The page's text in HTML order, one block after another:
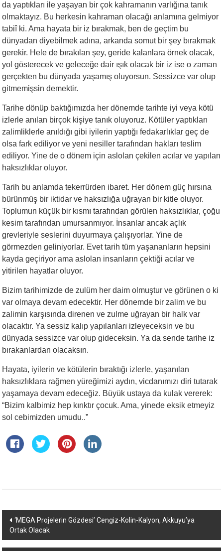
da yaptıkları ile yaşayan bir çok kahramanın varlığına tanık
olmaktayız. Bu herkesin kahraman olacağı anlamına gelmiyor
tabiî ki. Ama hayata bir iz bırakmak, ben de geçtim bu
dünyadan diyebilmek adına, arkanda somut bir şey bırakmak
gerekir. Hele de bırakılan şey, geride kalanlara örnek olacak,
yol gösterecek ve geleceğe dair ışık olacak bir iz ise o zaman
gerçekten bu dünyada yaşamış oluyorsun. Sessizce var olup
gitmemişsin demektir.
Tarihe dönüp baktığımızda her dönemde tarihte iyi veya kötü
izlerle anılan birçok kişiye tanık oluyoruz. Kötüler yaptıkları
zalimliklerle anıldığı gibi iyilerin yaptığı fedakarlıklar geç de
olsa fark ediliyor ve yeni nesiller tarafından hakları teslim
ediliyor. Yine de o dönem için aslolan çekilen acılar ve yapılan
haksızlıklar oluyor.
Tarih bu anlamda tekerrürden ibaret. Her dönem güç hırsına
bürünmüş bir iktidar ve haksızlığa uğrayan bir kitle oluyor.
Toplumun küçük bir kısmı tarafından görülen haksızlıklar, çoğu
kesim tarafından umursanmıyor. İnsanlar ancak açlık
grevleriyle seslerini duyurmaya çalışıyorlar. Yine de
görmezden geliniyorlar. Evet tarih tüm yaşananların hepsini
kayda geçiriyor ama aslolan insanların çektiği acılar ve
yitirilen hayatlar oluyor.
Bizim tarihimizde de zulüm her daim olmuştur ve görünen o ki
var olmaya devam edecektir. Her dönemde bir zalim ve bu
zalimin karşısında direnen ve zulme uğrayan bir halk var
olacaktır. Ya sessiz kalıp yapılanları izleyeceksin ve bu
dünyada sessizce var olup gideceksin. Ya da sende tarihe iz
bırakanlardan olacaksın.
Hayata, iyilerin ve kötülerin bıraktığı izlerle, yaşanılan
haksızlıklara rağmen yüreğimizi aydın, vicdanımızı diri tutarak
yaşamaya devam edeceğiz. Büyük ustaya da kulak vererek:
“Bizim kalbimiz hep kırıktır çocuk. Ama, yinede eksik etmeyiz
sol cebimizden umudu..”
Yazı
dolaşımı
‘MEGA Projelerin Gözdesi’ Cengiz-Kolin-Kalyon, Akkuyu’ya
Ortak Olacak